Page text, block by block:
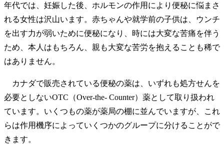
年代では、妊娠した後、ホルモンの作用により便秘に悩まさ
れる女性は沢山います。赤ちゃんや就学前の子供は、ウンチ
を出す力が弱いために便秘になり、時には大変な苦痛を伴う
ため、本人はもちろん、親も大変な苦労を抱えることも稀で
はありません。
カナダで販売されている便秘の薬は、いずれも処方せんを
必要としないOTC（Over-the- Counter）薬として取り扱われ
ています。いくつもの薬が薬局の棚に並んでいますが、これ
らは作用機序によっていくつかのグループに分けることがで
きます。